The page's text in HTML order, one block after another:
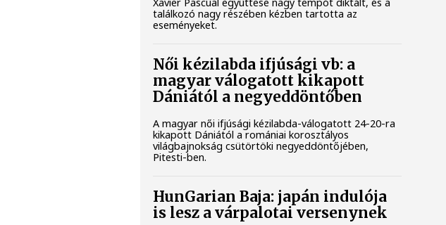
találkozó nagy részében kézben tartotta az
eseményeket.
Női kézilabda ifjúsági vb: a
magyar válogatott kikapott
Dániától a negyeddöntőben
A magyar női ifjúsági kézilabda-válogatott 24-20-ra
kikapott Dániától a romániai korosztályos
világbajnokság csütörtöki negyeddöntőjében,
Pitesti-ben.
HunGarian Baja: japán indulója
is lesz a várpalotai versenynek